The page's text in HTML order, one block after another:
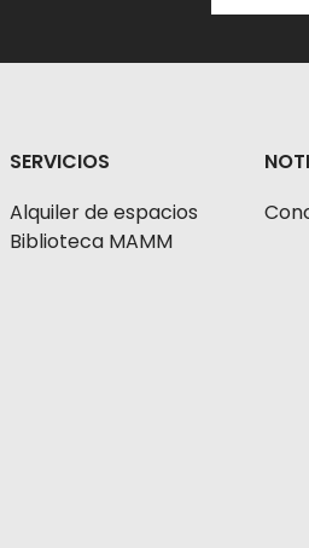
SERVICIOS
Alquiler de espacios
Biblioteca MAMM